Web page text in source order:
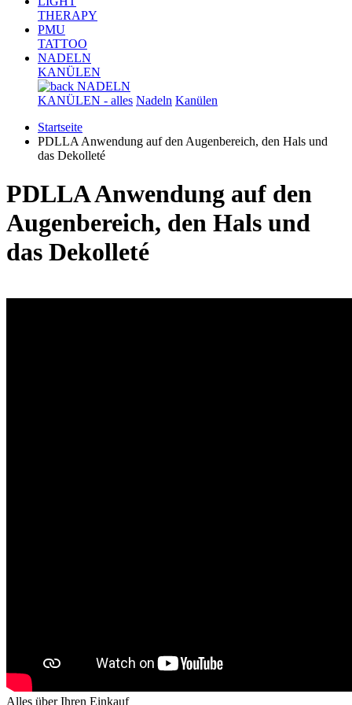
THERAPY
PMU
TATTOO
NADELN
KANÜLEN
NADELN
KANÜLEN - alles Nadeln Kanülen
Startseite
PDLLA Anwendung auf den Augenbereich, den Hals und
das Dekolleté
PDLLA Anwendung auf den
Augenbereich, den Hals und
das Dekolleté
Alles über Ihren Einkauf